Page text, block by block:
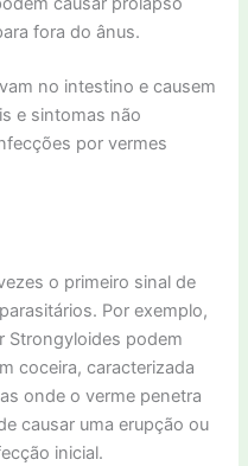
fora do ânus.
no intestino e causem
e sintomas não
por vermes
o primeiro sinal de
Por exemplo,
Strongyloides podem
coceira, caracterizada
onde o verme penetra
causar uma erupção ou
inicial.